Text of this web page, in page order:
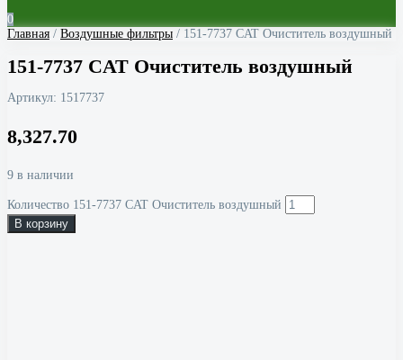
0
Главная / Воздушные фильтры / 151-7737 CAT Очиститель воздушный
151-7737 CAT Очиститель воздушный
Артикул: 1517737
8,327.70
9 в наличии
Количество 151-7737 CAT Очиститель воздушный
В корзину